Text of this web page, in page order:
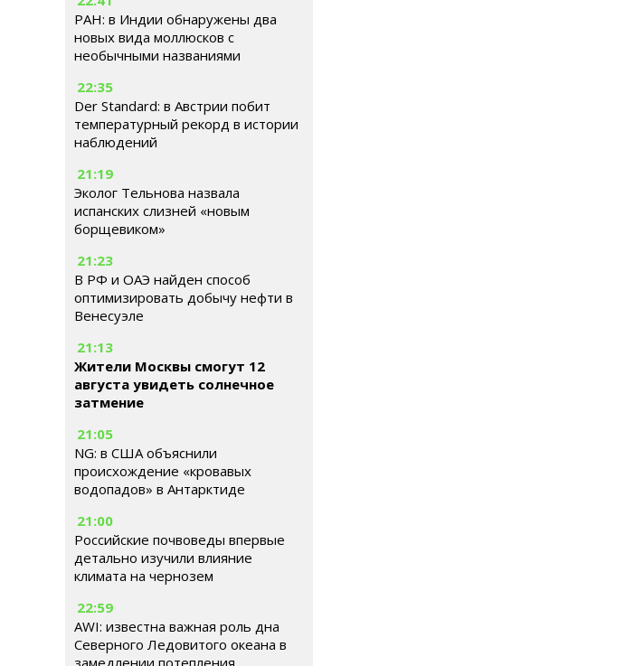
РАН: в Индии обнаружены два
новых вида моллюсков с
необычными названиями
22:35
Der Standard: в Австрии побит
температурный рекорд в истории
наблюдений
21:19
Эколог Тельнова назвала
испанских слизней «новым
борщевиком»
21:23
В РФ и ОАЭ найден способ
оптимизировать добычу нефти в
Венесуэле
21:13
Жители Москвы смогут 12
августа увидеть солнечное
затмение
21:05
NG: в США объяснили
происхождение «кровавых
водопадов» в Антарктиде
21:00
Российские почвоведы впервые
детально изучили влияние
климата на чернозем
22:59
AWI: известна важная роль дна
Северного Ледовитого океана в
замедлении потепления